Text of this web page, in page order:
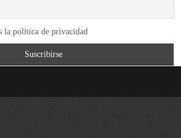
la política de privacidad